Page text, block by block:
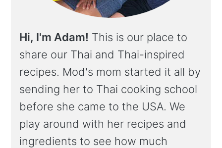
Hi, I'm Adam! This is our place to
share our Thai and Thai-inspired
recipes. Mod's mom started it all by
sending her to Thai cooking school
before she came to the USA. We
play around with her recipes and
ingredients to see how much